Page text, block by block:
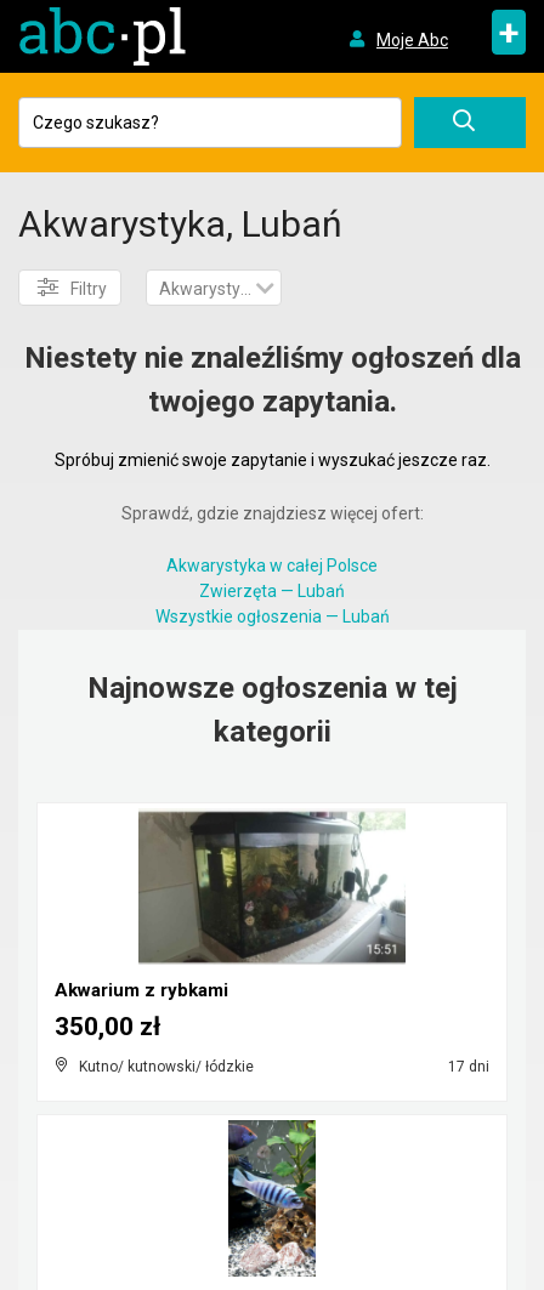
Moje Abc +
Akwarystyka, Lubań
Filtry Akwarystyka
Niestety nie znaleźliśmy ogłoszeń dla
twojego zapytania.
Spróbuj zmienić swoje zapytanie i wyszukać jeszcze raz.
Sprawdź, gdzie znajdziesz więcej ofert:
Akwarystyka w całej Polsce
Zwierzęta — Lubań
Wszystkie ogłoszenia — Lubań
Najnowsze ogłoszenia w tej
kategorii
Akwarium z rybkami
Kutno/ kutnowski/ łódzkie 17 dni
350,00 zł